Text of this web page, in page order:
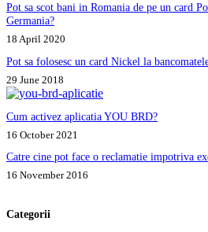
Pot sa scot bani in Romania de pe un card
Germania?
18 April 2020
Pot sa folosesc un card Nickel la
29 June 2018
Cum activez aplicatia YOU BRD?
16 October 2021
Catre cine pot face o reclamatie impotriva
16 November 2016
Categorii